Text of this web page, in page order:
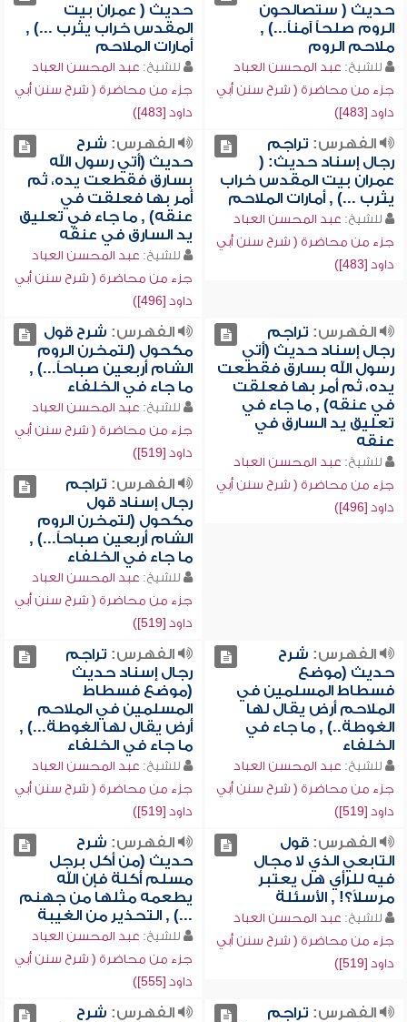
حديث ( ستصالحون
الروم صلحاً آمناً...) ,
ملاحم الروم
للشيخ: عبد المحسن العباد
جزء من محاضرة ( شرح سنن أبي
داود [483])
حديث ( عمران بيت
المقدس خراب يثرب ...) ,
أمارات الملاحم
للشيخ: عبد المحسن العباد
جزء من محاضرة ( شرح سنن أبي
داود [483])
الفهرس: تراجم
رجال إسناد حديث: (
عمران بيت المقدس خراب
يثرب ...) , أمارات الملاحم
للشيخ: عبد المحسن العباد
جزء من محاضرة ( شرح سنن أبي
داود [483])
الفهرس: شرح
حديث (أتي رسول الله
بسارق فقطعت يده، ثم
أمر بها فعلقت في
عنقه) , ما جاء في تعليق
يد السارق في عنقه
للشيخ: عبد المحسن العباد
جزء من محاضرة ( شرح سنن أبي
داود [496])
الفهرس: تراجم
رجال إسناد حديث (أتي
رسول الله بسارق فقطعت
يده، ثم أمر بها فعلقت
في عنقه) , ما جاء في
تعليق يد السارق في
عنقه
للشيخ: عبد المحسن العباد
جزء من محاضرة ( شرح سنن أبي
داود [496])
الفهرس: شرح قول
مكحول (لتمخرن الروم
الشام أربعين صباحاً...) ,
ما جاء في الخلفاء
للشيخ: عبد المحسن العباد
جزء من محاضرة ( شرح سنن أبي
داود [519])
الفهرس: تراجم
رجال إسناد قول
مكحول (لتمخرن الروم
الشام أربعين صباحاً...) ,
ما جاء في الخلفاء
للشيخ: عبد المحسن العباد
جزء من محاضرة ( شرح سنن أبي
داود [519])
الفهرس: شرح
حديث (موضع
فسطاط المسلمين في
الملاحم أرض يقال لها
الغوطة..) , ما جاء في
الخلفاء
للشيخ: عبد المحسن العباد
جزء من محاضرة ( شرح سنن أبي
داود [519])
الفهرس: تراجم
رجال إسناد حديث
(موضع فسطاط
المسلمين في الملاحم
أرض يقال لها الغوطة...) ,
ما جاء في الخلفاء
للشيخ: عبد المحسن العباد
جزء من محاضرة ( شرح سنن أبي
داود [519])
الفهرس:قول
التابعي الذي لا مجال
فيه للرأي هل يعتبر
مرسلاً؟! , الأسئلة
للشيخ: عبد المحسن العباد
جزء من محاضرة ( شرح سنن أبي
داود [519])
الفهرس: شرح
حديث (من أكل برجل
مسلم أكلة فإن الله
يطعمه مثلها من جهنم
...) , التحذير من الغيبة
للشيخ: عبد المحسن العباد
جزء من محاضرة ( شرح سنن أبي
داود [555])
الفهرس: تراجم
الفهرس: شرح